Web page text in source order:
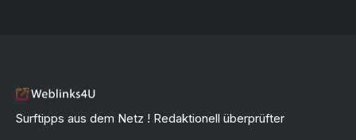
Surftipps aus dem Netz ! Redaktionell überprüfter